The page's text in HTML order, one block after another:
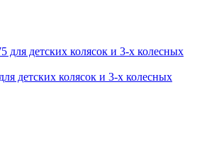
детских колясок и 3-х колесных